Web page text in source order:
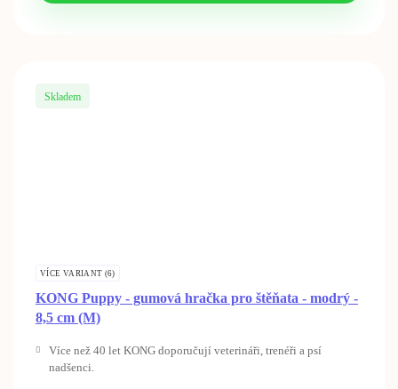
VÍCE VARIANT (6)
KONG Puppy - gumová hračka pro štěňata - modrý -
8,5 cm (M)
Skladem
Více než 40 let KONG doporučují veterináři, trenéři a psí
nadšenci.